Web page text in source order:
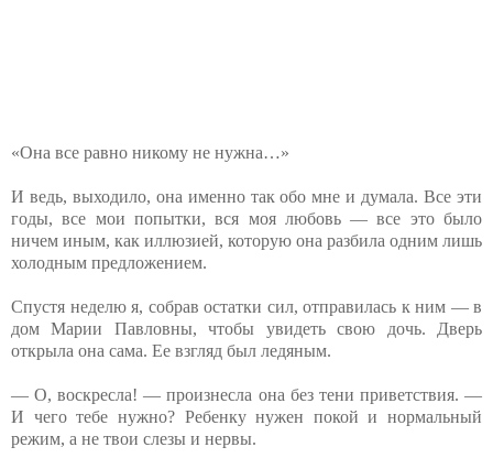
«Она все равно никому не нужна…»
И ведь, выходило, она именно так обо мне и думала. Все эти
годы, все мои попытки, вся моя любовь — все это было
ничем иным, как иллюзией, которую она разбила одним лишь
холодным предложением.
Спустя неделю я, собрав остатки сил, отправилась к ним — в
дом Марии Павловны, чтобы увидеть свою дочь. Дверь
открыла она сама. Ее взгляд был ледяным.
— О, воскресла! — произнесла она без тени приветствия. —
И чего тебе нужно? Ребенку нужен покой и нормальный
режим, а не твои слезы и нервы.